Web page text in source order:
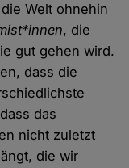
Welt ohnehin
, die
gut gehen wird.
dass die
das
nicht zuletzt
die wir